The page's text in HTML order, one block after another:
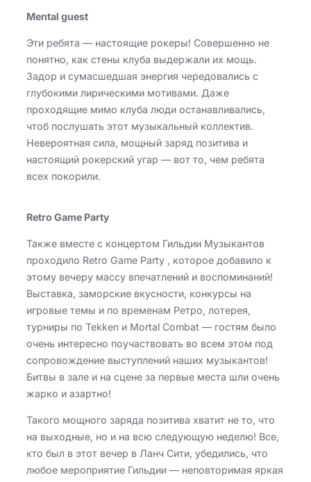
Mental guest
Эти ребята — настоящие рокеры! Совершенно не
понятно, как стены клуба выдержали их мощь.
Задор и сумасшедшая энергия чередовались с
глубокими лирическими мотивами. Даже
проходящие мимо клуба люди останавливались,
чтоб послушать этот музыкальный коллектив.
Невероятная сила, мощный заряд позитива и
настоящий рокерский угар — вот то, чем ребята
всех покорили.
Retro Game Party
Также вместе с концертом Гильдии Музыкантов
проходило Retro Game Party , которое добавило к
этому вечеру массу впечатлений и воспоминаний!
Выставка, заморские вкусности, конкурсы на
игровые темы и по временам Ретро, лотерея,
турниры по Tekken и Mortal Combat — гостям было
очень интересно поучаствовать во всем этом под
сопровождение выступлений наших музыкантов!
Битвы в зале и на сцене за первые места шли очень
жарко и азартно!
Такого мощного заряда позитива хватит не то, что
на выходные, но и на всю следующую неделю! Все,
кто был в этот вечер в Ланч Сити, убедились, что
любое мероприятие Гильдии — неповторимая яркая